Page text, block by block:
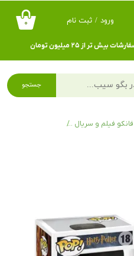
۰ ورود / ثبت نام
از ۲۵ میلیون تومان
جستجو
فانکو فیلم و سریال